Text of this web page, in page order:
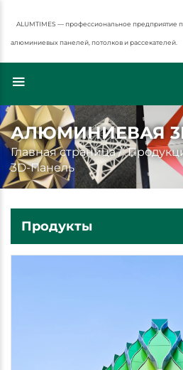
ALUMTIMES — профессиональное предприятие
алюминиевых панелей, потолков и рассекателей.
АЛЮМИНИЕВАЯ
Главная страница/
3D-Панель
Продукты